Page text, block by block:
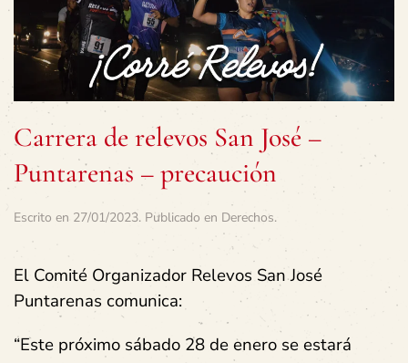
Carrera de relevos San José –
Puntarenas – precaución
Escrito en 27/01/2023. Publicado en Derechos.
El Comité Organizador Relevos San José
Puntarenas comunica:
“Este próximo sábado 28 de enero se estará